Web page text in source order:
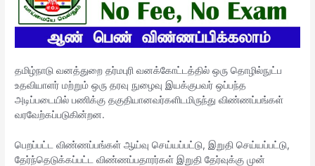
தமிழ்நாடு வனத்துறை தர்மபுரி வனக்கோட்டத்தில் ஒரு தொழில்நுட்ப
உதவியாளர் மற்றும் ஒரு தரவு நுழைவு இயக்குபவர் ஒப்பந்த
அடிப்படையில் பணிக்கு தகுதியானவர்களிடமிருந்து விண்ணப்பங்கள்
வரவேற்கப்படுகின்றன.
பெறப்பட்ட விண்ணப்பங்கள் ஆய்வு செய்யப்பட்டு, இறுதி செய்யப்பட்டு,
தேர்ந்தெடுக்கப்பட்ட விண்ணப்பதாரர்கள் இறுதி தேர்வுக்கு முன்